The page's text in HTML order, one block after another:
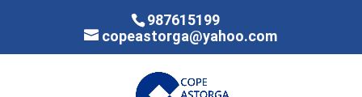
987615199
copeastorga@yahoo.com